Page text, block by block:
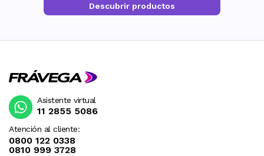
Descubrir productos
Atención al cliente:
0800 122 0338
0810 999 3728
Asistente virtual
11 2855 5086